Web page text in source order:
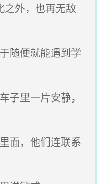
外，也再无敌
随便就能遇到学
里一片安静，
面，他们连联系